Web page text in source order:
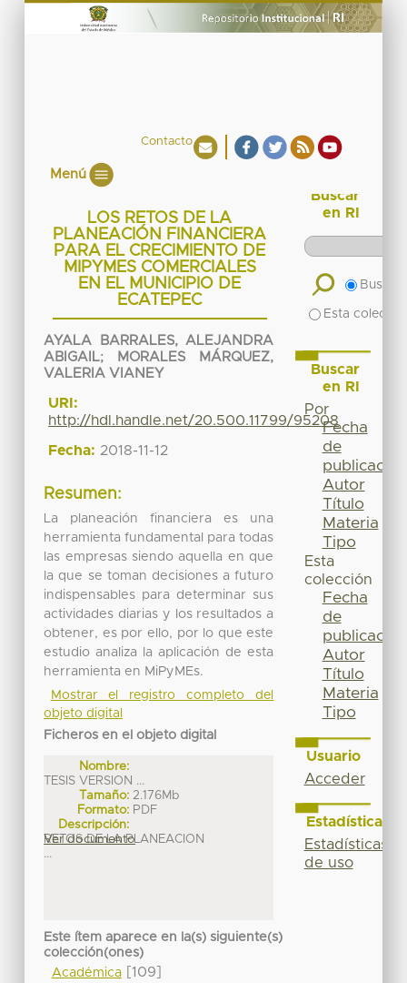
Contacto
Menú
LOS RETOS DE LA
PLANEACIÓN FINANCIERA
PARA EL CRECIMIENTO DE
MIPYMES COMERCIALES
EN EL MUNICIPIO DE
ECATEPEC
AYALA BARRALES, ALEJANDRA
ABIGAIL;
MORALES MÁRQUEZ,
VALERIA VIANEY
URI:
http://hdl.handle.net/20.500.11799/95208
Fecha: 2018-11-12
Resumen:
La planeación financiera es una
herramienta fundamental para todas
las empresas siendo aquella en que
la que se toman decisiones a futuro
indispensables para determinar sus
actividades diarias y los resultados a
obtener, es por ello, por lo que este
estudio analiza la aplicación de esta
herramienta en MiPyMEs.
Mostrar el registro completo del
objeto digital
Ficheros en el objeto digital
Nombre:
TESIS VERSION ...
Tamaño: 2.176Mb
Formato: PDF
Descripción:
RETOS DE LA PLANEACION
...
Ver documento
Este ítem aparece en la(s) siguiente(s)
colección(ones)
Académica[109]
Buscar
en RI
Buscar
Esta
Buscar
en RI
Por
Fecha
de
publicación
Autor
Título
Materia
Tipo
Esta
colección
Fecha
de
publicación
Autor
Título
Materia
Tipo
Usuario
Acceder
Estadísticas
Estadísticas
de uso